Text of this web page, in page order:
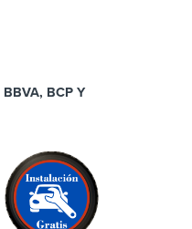
BBVA, BCP Y